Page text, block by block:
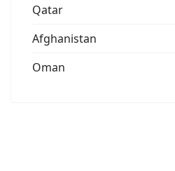
Qatar
Afghanistan
Oman